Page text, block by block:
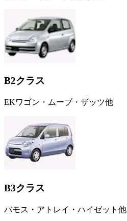
B2クラス
EKワゴン・ムーブ・ザッツ他
B3クラス
バモス・アトレイ・ハイゼット他